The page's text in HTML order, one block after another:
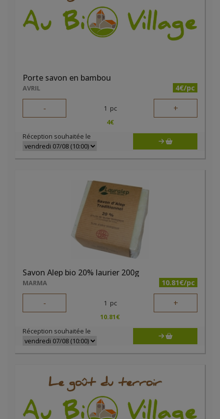
Porte savon en bambou
AVRIL 4€/pc
- 1 pc +
4€
Réception souhaitée le
Savon Alep bio 20% laurier 200g
MARMA 10.81€/pc
- 1 pc +
10.81€
Réception souhaitée le